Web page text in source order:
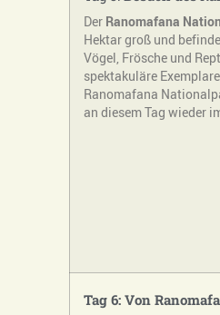
Der Ranomafana
Hektar groß und
Vögel, Frösche und
spektakuläre
Ranomafana
an diesem Tag wieder
Tag 6: Von